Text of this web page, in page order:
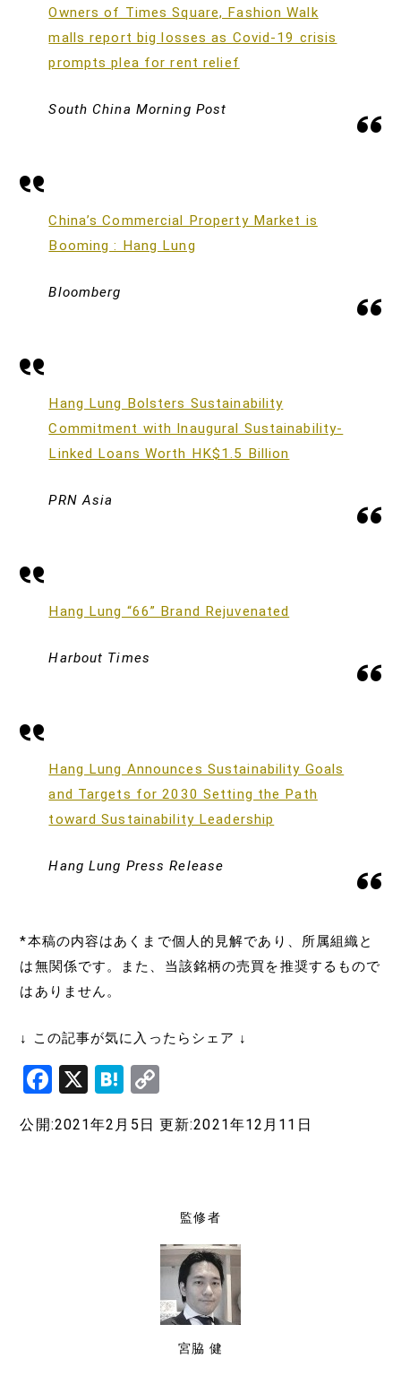
Owners of Times Square, Fashion Walk
malls report big losses as Covid-19 crisis
prompts plea for rent relief
South China Morning Post
China’s Commercial Property Market is
Booming : Hang Lung
Bloomberg
Hang Lung Bolsters Sustainability
Commitment with Inaugural Sustainability-
Linked Loans Worth HK$1.5 Billion
PRN Asia
Hang Lung “66” Brand Rejuvenated
Harbout Times
Hang Lung Announces Sustainability Goals
and Targets for 2030 Setting the Path
toward Sustainability Leadership
Hang Lung Press Release
*本稿の内容はあくまで個人的見解であり、所属組織と
は無関係です。また、当該銘柄の売買を推奨するもので
はありません。
↓ この記事が気に入ったらシェア ↓
F
c
X
H
e
p
k
公開:2021年2月5日 更新:2021年12月11日
監修者
宮脇 健